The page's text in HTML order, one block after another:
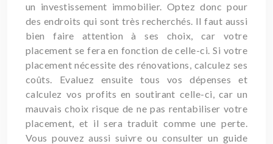
un investissement immobilier. Optez donc pour
des endroits qui sont très recherchés. Il faut aussi
bien faire attention à ses choix, car votre
placement se fera en fonction de celle-ci. Si votre
placement nécessite des rénovations, calculez ses
coûts. Evaluez ensuite tous vos dépenses et
calculez vos profits en soutirant celle-ci, car un
mauvais choix risque de ne pas rentabiliser votre
placement, et il sera traduit comme une perte.
Vous pouvez aussi suivre ou consulter un guide